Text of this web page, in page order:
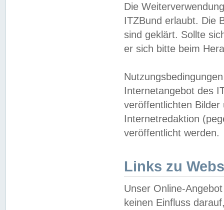
Die
ITZBund erlaubt. Die
sind geklärt. Sollte
er sich bitte beim
Internetangebot des
veröffentlichten
Internetredaktion
veröffentlicht werden.
Links zu
Unser Online-
keinen Einfluss